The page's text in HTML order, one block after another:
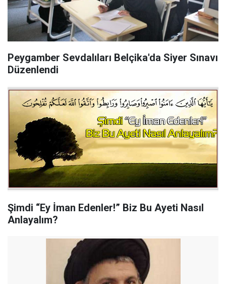
Peygamber Sevdalıları Belçika'da Siyer Sınavı
Düzenlendi
Şimdi “Ey İman Edenler!” Biz Bu Ayeti Nasıl
Anlayalım?